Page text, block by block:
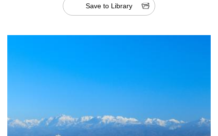
Save to Library